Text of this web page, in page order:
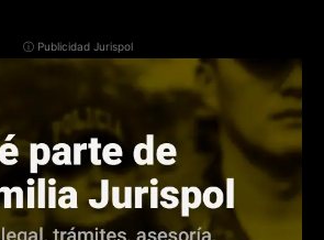
ⓘ Publicidad Jurispol